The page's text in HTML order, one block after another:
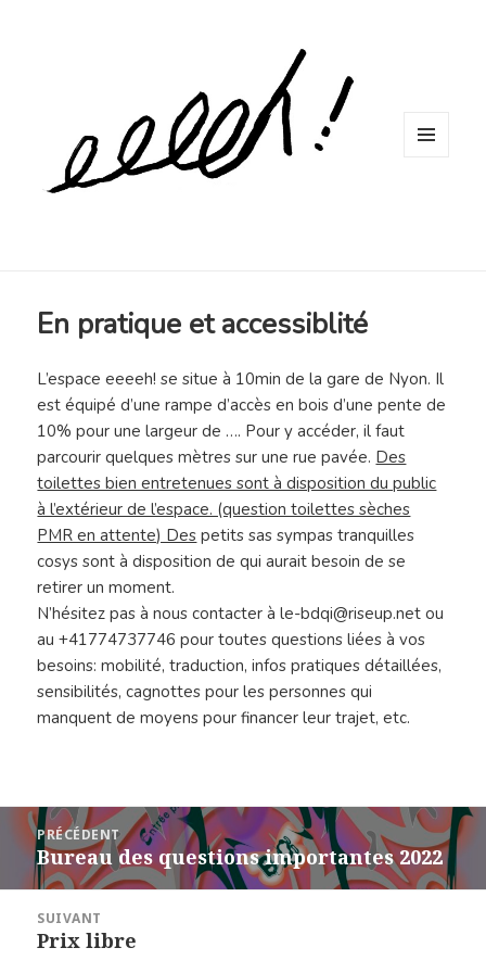
En pratique et accessiblité
L’espace eeeeh! se situe à 10min de la gare de Nyon. Il
est équipé d’une rampe d’accès en bois d’une pente de
10% pour une largeur de …. Pour y accéder, il faut
parcourir quelques mètres sur une rue pavée. Des
toilettes bien entretenues sont à disposition du public
à l’extérieur de l’espace. (question toilettes sèches
PMR en attente) Des petits sas sympas tranquilles
cosys sont à disposition de qui aurait besoin de se
retirer un moment.
N’hésitez pas à nous contacter à le-bdqi@riseup.net ou
au +41774737746 pour toutes questions liées à vos
besoins: mobilité, traduction, infos pratiques détaillées,
sensibilités, cagnottes pour les personnes qui
manquent de moyens pour financer leur trajet, etc.
Navigation
l’article
PRÉCÉDENT
Article
précédent :
Bureau des questions importantes 2022
SUIVANT
Article
Prix libre